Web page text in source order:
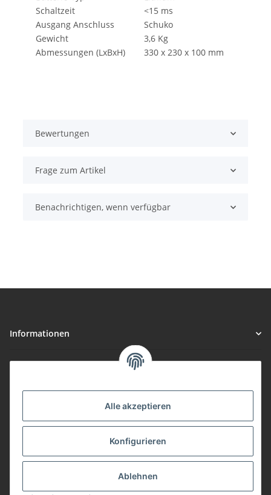
Alle akzeptieren
Konfigurieren
Ablehnen
Schaltzeit
<15 ms
Ausgang Anschluss
Schuko
Gewicht
3,6 Kg
Abmessungen (LxBxH)
330 x 230 x 100 mm
Bewertungen
Frage zum Artikel
Benachrichtigen, wenn verfügbar
Informationen
Gute Preis/Leistung
viele Zahlungsarten
Günstige Versandkosten